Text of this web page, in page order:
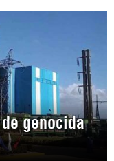
genocida